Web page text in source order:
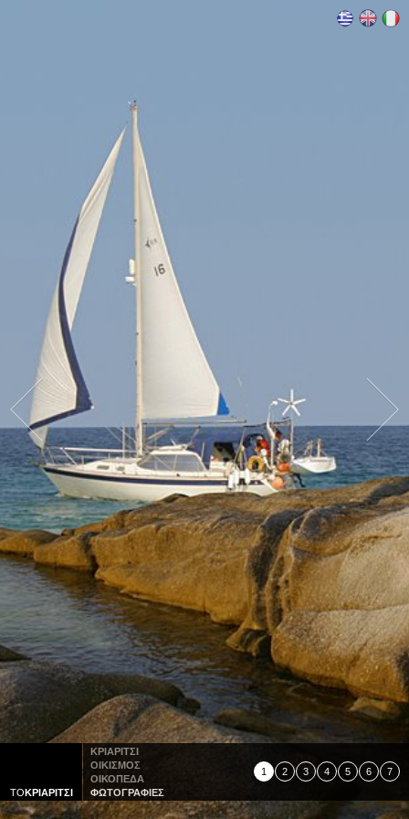
ΤΟΚΡΙΑΡΙΤΣΙ
ΚΡΙΑΡΙΤΣΙ
ΟΙΚΙΣΜΟΣ
ΟΙΚΟΠΕΔΑ
ΦΩΤΟΓΡΑΦΙΕΣ
1 2 3 4 5 6 7